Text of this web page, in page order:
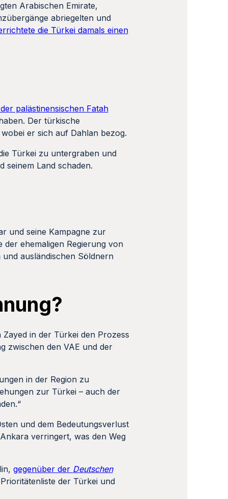
Arabischen Emirate,
abriegelten und
die Türkei damals einen
palästinensischen Fatah
Der türkische
er sich auf Dahlan bezog.
Türkei zu untergraben und
seinem Land schaden.
und seine Kampagne zur
ehemaligen Regierung von
ausländischen Söldnern
in der Türkei den Prozess
zwischen den VAE und der
in der Region zu
zur Türkei – auch der
und dem Bedeutungsverlust
verringert, was den Weg
gegenüber der Deutschen
der Türkei und